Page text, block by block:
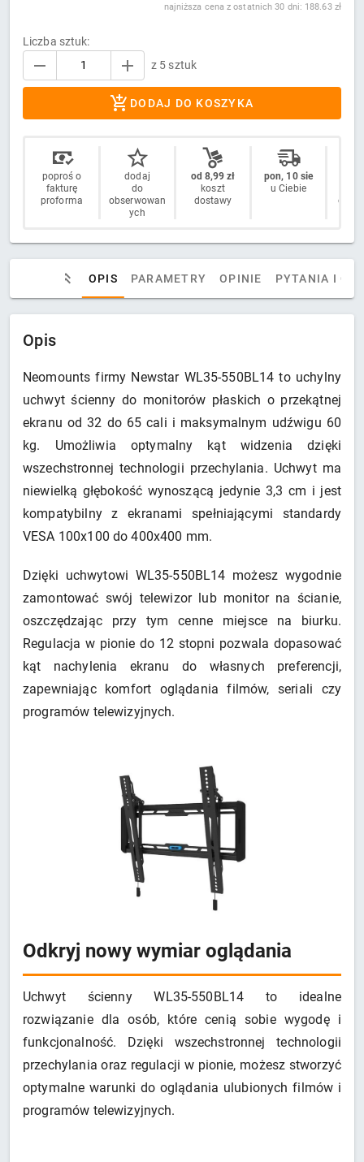
najniższa cena z ostatnich 30 dni: 188.63 zł
Liczba sztuk:
z 5 sztuk
DODAJ DO KOSZYKA
poproś o
fakturę
proforma
dodaj
do
obserwowan
ych
od 8,99 zł
koszt
dostawy
pon, 10 sie
u Ciebie
OPIS PARAMETRY OPINIE PYTANIA I
Opis
Neomounts firmy Newstar WL35-550BL14 to uchylny
uchwyt ścienny do monitorów płaskich o przekątnej
ekranu od 32 do 65 cali i maksymalnym udźwigu 60
kg. Umożliwia optymalny kąt widzenia dzięki
wszechstronnej technologii przechylania. Uchwyt ma
niewielką głębokość wynoszącą jedynie 3,3 cm i jest
kompatybilny z ekranami spełniającymi standardy
VESA 100x100 do 400x400 mm.
Dzięki uchwytowi WL35-550BL14 możesz wygodnie
zamontować swój telewizor lub monitor na ścianie,
oszczędzając przy tym cenne miejsce na biurku.
Regulacja w pionie do 12 stopni pozwala dopasować
kąt nachylenia ekranu do własnych preferencji,
zapewniając komfort oglądania filmów, seriali czy
programów telewizyjnych.
Odkryj nowy wymiar oglądania
Uchwyt ścienny WL35-550BL14 to idealne
rozwiązanie dla osób, które cenią sobie wygodę i
funkcjonalność. Dzięki wszechstronnej technologii
przechylania oraz regulacji w pionie, możesz stworzyć
optymalne warunki do oglądania ulubionych filmów i
programów telewizyjnych.